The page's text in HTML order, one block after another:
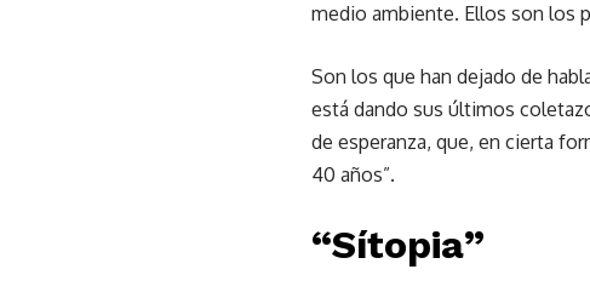
medio ambiente. Ellos son los
Son los que han dejado de
está dando sus últimos
de esperanza, que, en cierta
40 años”.
“Sítopia”